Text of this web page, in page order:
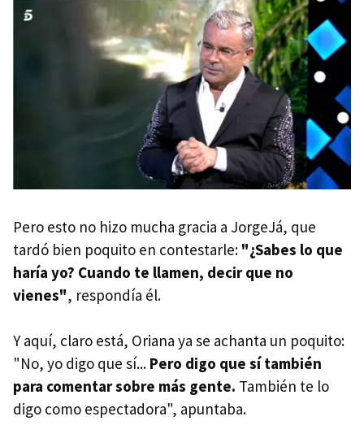
Pero esto no hizo mucha gracia a JorgeJá, que
tardó bien poquito en contestarle: "¿Sabes lo que
haría yo? Cuando te llamen, decir que no
vienes", respondía él.
Y aquí, claro está, Oriana ya se achanta un poquito:
"No, yo digo que sí... Pero digo que sí también
para comentar sobre más gente. También te lo
digo como espectadora", apuntaba.